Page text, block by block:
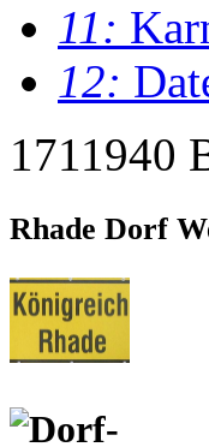
11:
12:
1711940
Rhade Dorf